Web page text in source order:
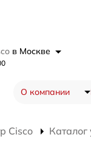
в Москве
О компании
Cisco Каталог